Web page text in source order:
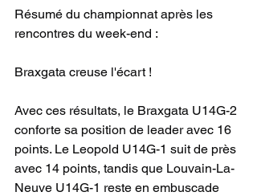
Résumé du championnat après les
rencontres du week-end :
Braxgata creuse l'écart !
Avec ces résultats, le Braxgata U14G-2
conforte sa position de leader avec 16
points. Le Leopold U14G-1 suit de près
avec 14 points, tandis que Louvain-La-
Neuve U14G-1 reste en embuscade